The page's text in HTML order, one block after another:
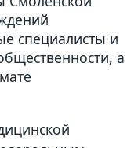
специалисты и
а